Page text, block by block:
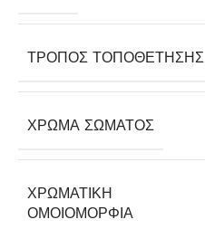
ΤΡΌΠΟΣ ΤΟΠΟΘΈΤΗΣΗΣ
ΧΡΏΜΑ ΣΏΜΑΤΟΣ
ΧΡΩΜΑΤΙΚΉ
ΟΜΟΙΟΜΟΡΦΊΑ